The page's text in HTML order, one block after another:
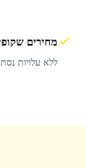
מחירים
ללא עלויות